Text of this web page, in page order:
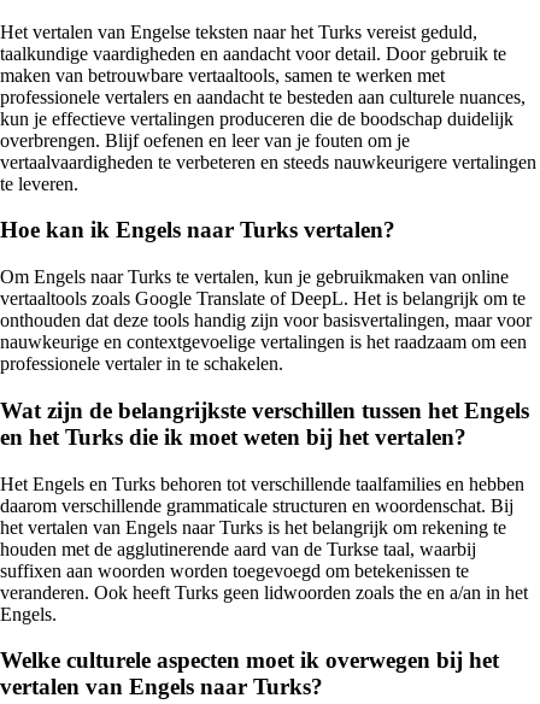
Het vertalen van Engelse teksten naar het Turks vereist geduld,
taalkundige vaardigheden en aandacht voor detail. Door gebruik te
maken van betrouwbare vertaaltools, samen te werken met
professionele vertalers en aandacht te besteden aan culturele nuances,
kun je effectieve vertalingen produceren die de boodschap duidelijk
overbrengen. Blijf oefenen en leer van je fouten om je
vertaalvaardigheden te verbeteren en steeds nauwkeurigere vertalingen
te leveren.
Hoe kan ik Engels naar Turks vertalen?
Om Engels naar Turks te vertalen, kun je gebruikmaken van online
vertaaltools zoals Google Translate of DeepL. Het is belangrijk om te
onthouden dat deze tools handig zijn voor basisvertalingen, maar voor
nauwkeurige en contextgevoelige vertalingen is het raadzaam om een
professionele vertaler in te schakelen.
Wat zijn de belangrijkste verschillen tussen het Engels
en het Turks die ik moet weten bij het vertalen?
Het Engels en Turks behoren tot verschillende taalfamilies en hebben
daarom verschillende grammaticale structuren en woordenschat. Bij
het vertalen van Engels naar Turks is het belangrijk om rekening te
houden met de agglutinerende aard van de Turkse taal, waarbij
suffixen aan woorden worden toegevoegd om betekenissen te
veranderen. Ook heeft Turks geen lidwoorden zoals the en a/an in het
Engels.
Welke culturele aspecten moet ik overwegen bij het
vertalen van Engels naar Turks?